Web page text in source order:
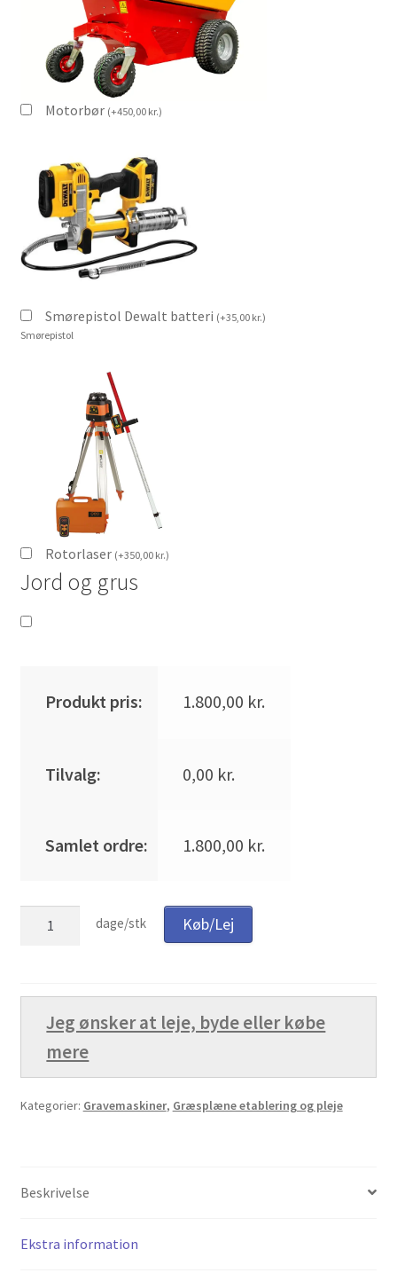
Motorbør (+450,00 kr.)
Smørepistol Dewalt batteri (+35,00 kr.)
Smørepistol
Rotorlaser (+350,00 kr.)
Jord og grus
Produkt pris: 1.800,00 kr.
Tilvalg: 0,00 kr.
Samlet ordre: 1.800,00 kr.
dage/stk Køb/Lej
Jeg ønsker at leje, byde eller købe
mere
Kategorier: Gravemaskiner, Græsplæne etablering og pleje
Beskrivelse
Ekstra information